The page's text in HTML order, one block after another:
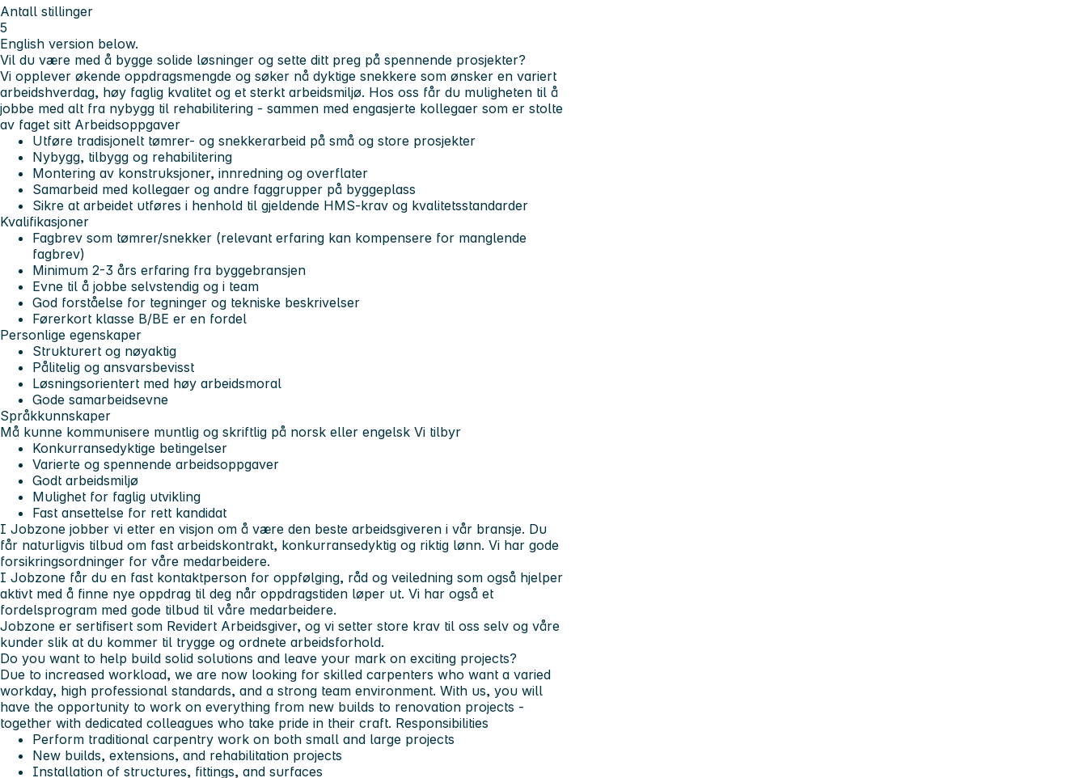
Antall stillinger
5
English version below.
Vil du være med å bygge solide løsninger og sette ditt preg på spennende prosjekter?
Vi opplever økende oppdragsmengde og søker nå dyktige snekkere som ønsker en variert
arbeidshverdag, høy faglig kvalitet og et sterkt arbeidsmiljø. Hos oss får du muligheten til å
jobbe med alt fra nybygg til rehabilitering - sammen med engasjerte kollegaer som er stolte
av faget sitt Arbeidsoppgaver
Utføre tradisjonelt tømrer- og snekkerarbeid på små og store prosjekter
Nybygg, tilbygg og rehabilitering
Montering av konstruksjoner, innredning og overflater
Samarbeid med kollegaer og andre faggrupper på byggeplass
Sikre at arbeidet utføres i henhold til gjeldende HMS-krav og kvalitetsstandarder
Kvalifikasjoner
Fagbrev som tømrer/snekker (relevant erfaring kan kompensere for manglende
fagbrev)
Minimum 2-3 års erfaring fra byggebransjen
Evne til å jobbe selvstendig og i team
God forståelse for tegninger og tekniske beskrivelser
Førerkort klasse B/BE er en fordel
Personlige egenskaper
Strukturert og nøyaktig
Pålitelig og ansvarsbevisst
Løsningsorientert med høy arbeidsmoral
Gode samarbeidsevne
Språkkunnskaper
Må kunne kommunisere muntlig og skriftlig på norsk eller engelsk Vi tilbyr
Konkurransedyktige betingelser
Varierte og spennende arbeidsoppgaver
Godt arbeidsmiljø
Mulighet for faglig utvikling
Fast ansettelse for rett kandidat
I Jobzone jobber vi etter en visjon om å være den beste arbeidsgiveren i vår bransje. Du
får naturligvis tilbud om fast arbeidskontrakt, konkurransedyktig og riktig lønn. Vi har gode
forsikringsordninger for våre medarbeidere.
I Jobzone får du en fast kontaktperson for oppfølging, råd og veiledning som også hjelper
aktivt med å finne nye oppdrag til deg når oppdragstiden løper ut. Vi har også et
fordelsprogram med gode tilbud til våre medarbeidere.
Jobzone er sertifisert som Revidert Arbeidsgiver, og vi setter store krav til oss selv og våre
kunder slik at du kommer til trygge og ordnete arbeidsforhold.
Do you want to help build solid solutions and leave your mark on exciting projects?
Due to increased workload, we are now looking for skilled carpenters who want a varied
workday, high professional standards, and a strong team environment. With us, you will
have the opportunity to work on everything from new builds to renovation projects -
together with dedicated colleagues who take pride in their craft. Responsibilities
Perform traditional carpentry work on both small and large projects
New builds, extensions, and rehabilitation projects
Installation of structures, fittings, and surfaces